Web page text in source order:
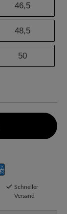
46,5
48,5
50
Schneller
Versand